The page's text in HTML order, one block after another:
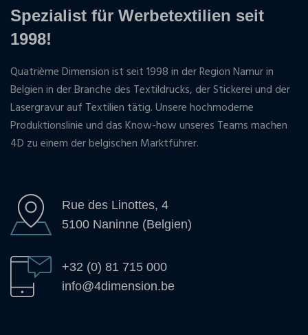
Spezialist für Werbetextilien seit
1998!
Quatrième Dimension ist seit 1998 in der Region Namur in
Belgien in der Branche des Textildrucks, der Stickerei und der
Lasergravur auf Textilien tätig. Unsere hochmoderne
Produktionslinie und das Know-how unseres Teams machen
4D zu einem der belgischen Marktführer.
Rue des Linottes, 4
5100 Naninne (Belgien)
+32 (0) 81 715 000
info@4dimension.be